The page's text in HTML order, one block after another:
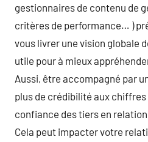
gestionnaires de contenu de
critères de performance… )
vous livrer une vision globale
utile pour à mieux
Aussi, être accompagné par
plus de crédibilité aux chiffres
confiance des tiers en
Cela peut impacter votre